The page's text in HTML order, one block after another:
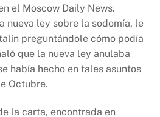
el Moscow Daily News.
nueva ley sobre la sodomía, le
preguntándole cómo podía
que la nueva ley anulaba
había hecho en tales asuntos
Octubre.
la carta, encontrada en